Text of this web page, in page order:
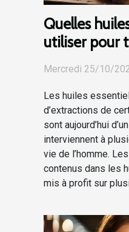
Quelles
utiliser pour
plaies ?
Mercredi 25/10/
Les huiles
d’extractions de
sont aujourd’hui
interviennent à
vie de l’homme.
contenus dans les
mis à profit sur